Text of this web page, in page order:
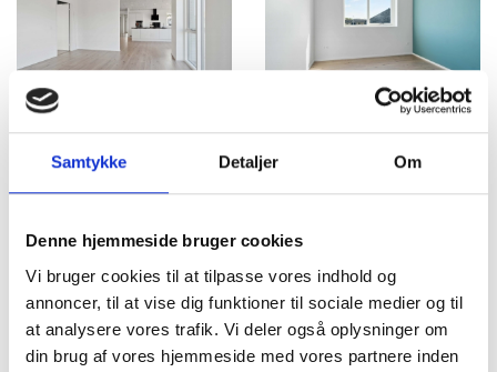
Samtykke Detaljer Om
Denne hjemmeside bruger cookies
Vi bruger cookies til at tilpasse vores indhold og
annoncer, til at vise dig funktioner til sociale medier og til
at analysere vores trafik. Vi deler også oplysninger om
din brug af vores hjemmeside med vores partnere inden